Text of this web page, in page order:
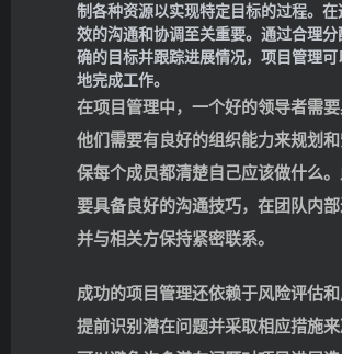
制各种资源以实现特定目标的过程。
效的沟通和协调至关重要。通过合理
确的目标并跟踪进展情况，项目管理
地完成工作。
在项目管理中，一个好的领导者需要
他们需要有良好的组织能力来规划
保每个成员都清楚自己应该做什么
要具备良好的沟通技巧，在团队内部
并与相关方保持紧密联系。
成功的项目管理还依赖于风险评估
提前识别潜在问题并采取相应措施来